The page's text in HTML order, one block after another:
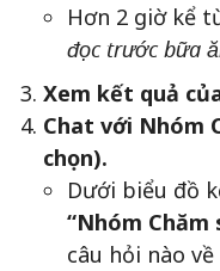
Hơn 2 giờ kể
đọc trước bữa
Xem kết quả
Chat với Nhóm
chọn).
Dưới biểu đồ
“Nhóm Chăm
câu hỏi nào về